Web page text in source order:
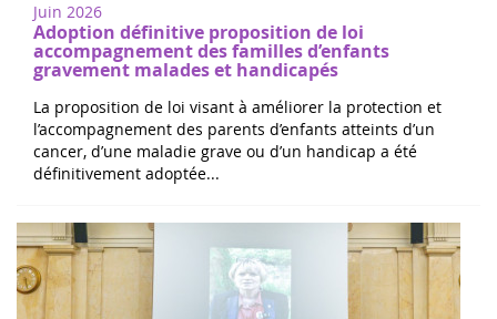
Juin 2026
Adoption définitive proposition de loi
accompagnement des familles d’enfants
gravement malades et handicapés
La proposition de loi visant à améliorer la protection et
l’accompagnement des parents d’enfants atteints d’un
cancer, d’une maladie grave ou d’un handicap a été
définitivement adoptée...